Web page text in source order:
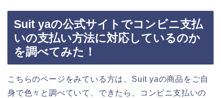
Suit yaの公式サイトでコンビニ支払
いの支払い方法に対応しているのか
を調べてみた！
こちらのページをみている方は、Suit yaの商品をご自
身で色々と調べていて、できたら、コンビニ支払いの